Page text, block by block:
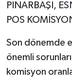
PINARBAŞI,
POS
Son dönemde
önemli
komisyon